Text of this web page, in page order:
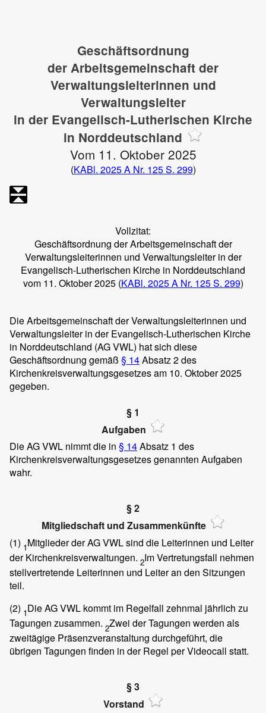
Geschäftsordnung
der Arbeitsgemeinschaft der
Verwaltungsleiterinnen und
Verwaltungsleiter
in der Evangelisch-Lutherischen Kirche
in Norddeutschland
Vom 11. Oktober 2025
(KABl. 2025 A Nr. 125 S. 299)
Vollzitat:
Geschäftsordnung der Arbeitsgemeinschaft der
Verwaltungsleiterinnen und Verwaltungsleiter in der
Evangelisch-Lutherischen Kirche in Norddeutschland
vom 11. Oktober 2025 (KABl. 2025 A Nr. 125 S. 299)
Die Arbeitsgemeinschaft der Verwaltungsleiterinnen und
Verwaltungsleiter in der Evangelisch-Lutherischen Kirche
in Norddeutschland (AG VWL) hat sich diese
Geschäftsordnung gemäß § 14Absatz 2 des
Kirchenkreisverwaltungsgesetzes am 10. Oktober 2025
gegeben.
§ 1
Aufgaben
Die AG VWL nimmt die in § 14Absatz 1 des
Kirchenkreisverwaltungsgesetzes genannten Aufgaben
wahr.
§ 2
Mitgliedschaft und Zusammenkünfte
(1) 1Mitglieder der AG VWL sind die Leiterinnen und Leiter
der Kirchenkreisverwaltungen. 2Im Vertretungsfall nehmen
stellvertretende Leiterinnen und Leiter an den Sitzungen
teil.
(2) 1Die AG VWL kommt im Regelfall zehnmal jährlich zu
Tagungen zusammen. 2Zwei der Tagungen werden als
zweitägige Präsenzveranstaltung durchgeführt, die
übrigen Tagungen finden in der Regel per Videocall statt.
§ 3
Vorstand